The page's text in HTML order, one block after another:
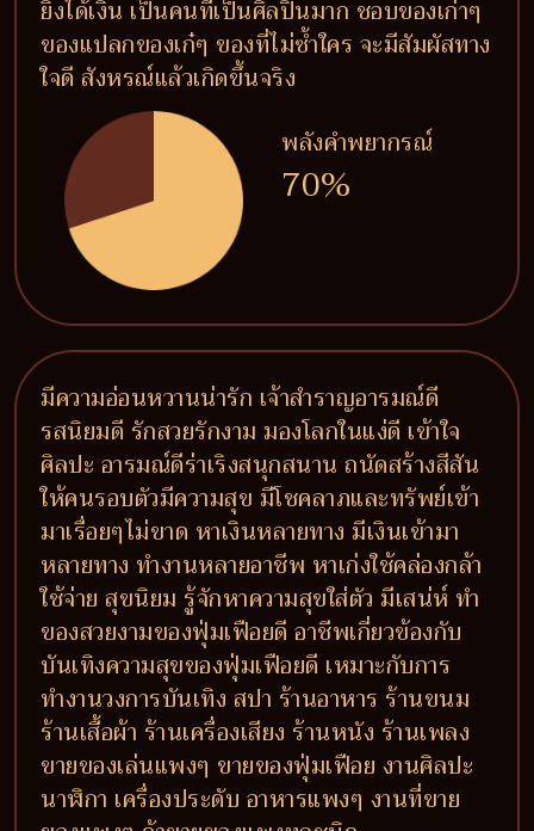
ยิ่งได้เงิน เป็นคนที่เป็นศิลปินมาก ชอบของเก่าๆ
ของแปลกของเก๋ๆ ของที่ไม่ซ้ำใคร จะมีสัมผัสทาง
ใจดี สังหรณ์แล้วเกิดขึ้นจริง
พลังคำพยากรณ์
70%
มีความอ่อนหวานน่ารัก เจ้าสำราญอารมณ์ดี
รสนิยมดี รักสวยรักงาม มองโลกในแง่ดี เข้าใจ
ศิลปะ อารมณ์ดีร่าเริงสนุกสนาน ถนัดสร้างสีสัน
ให้คนรอบตัวมีความสุข มีโชคลาภและทรัพย์เข้า
มาเรื่อยๆไม่ขาด หาเงินหลายทาง มีเงินเข้ามา
หลายทาง ทำงานหลายอาชีพ หาเก่งใช้คล่องกล้า
ใช้จ่าย สุขนิยม รู้จักหาความสุขใส่ตัว มีเสน่ห์ ทำ
ของสวยงามของฟุ่มเฟือยดี อาชีพเกี่ยวข้องกับ
บันเทิงความสุขของฟุ่มเฟือยดี เหมาะกับการ
ทำงานวงการบันเทิง สปา ร้านอาหาร ร้านขนม
ร้านเสื้อผ้า ร้านเครื่องเสียง ร้านหนัง ร้านเพลง
ขายของเล่นแพงๆ ขายของฟุ่มเฟือย งานศิลปะ
นาฬิกา เครื่องประดับ อาหารแพงๆ งานที่ขาย